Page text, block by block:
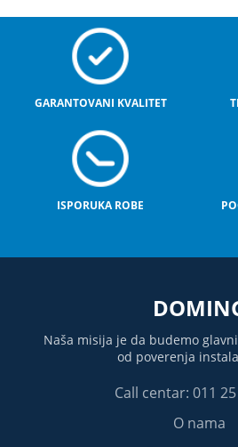
GARANTOVANI KVALITET
ISPORUKA ROBE
Naša misija je da budemo
od poverenja
Call centar: 011
O nama